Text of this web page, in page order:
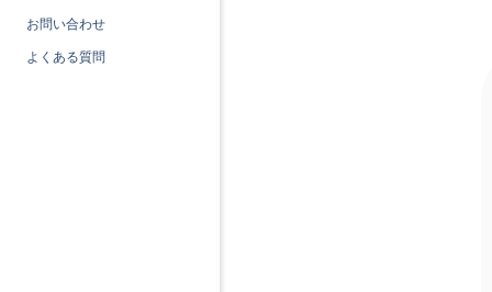
お問い合わせ
よくある質問